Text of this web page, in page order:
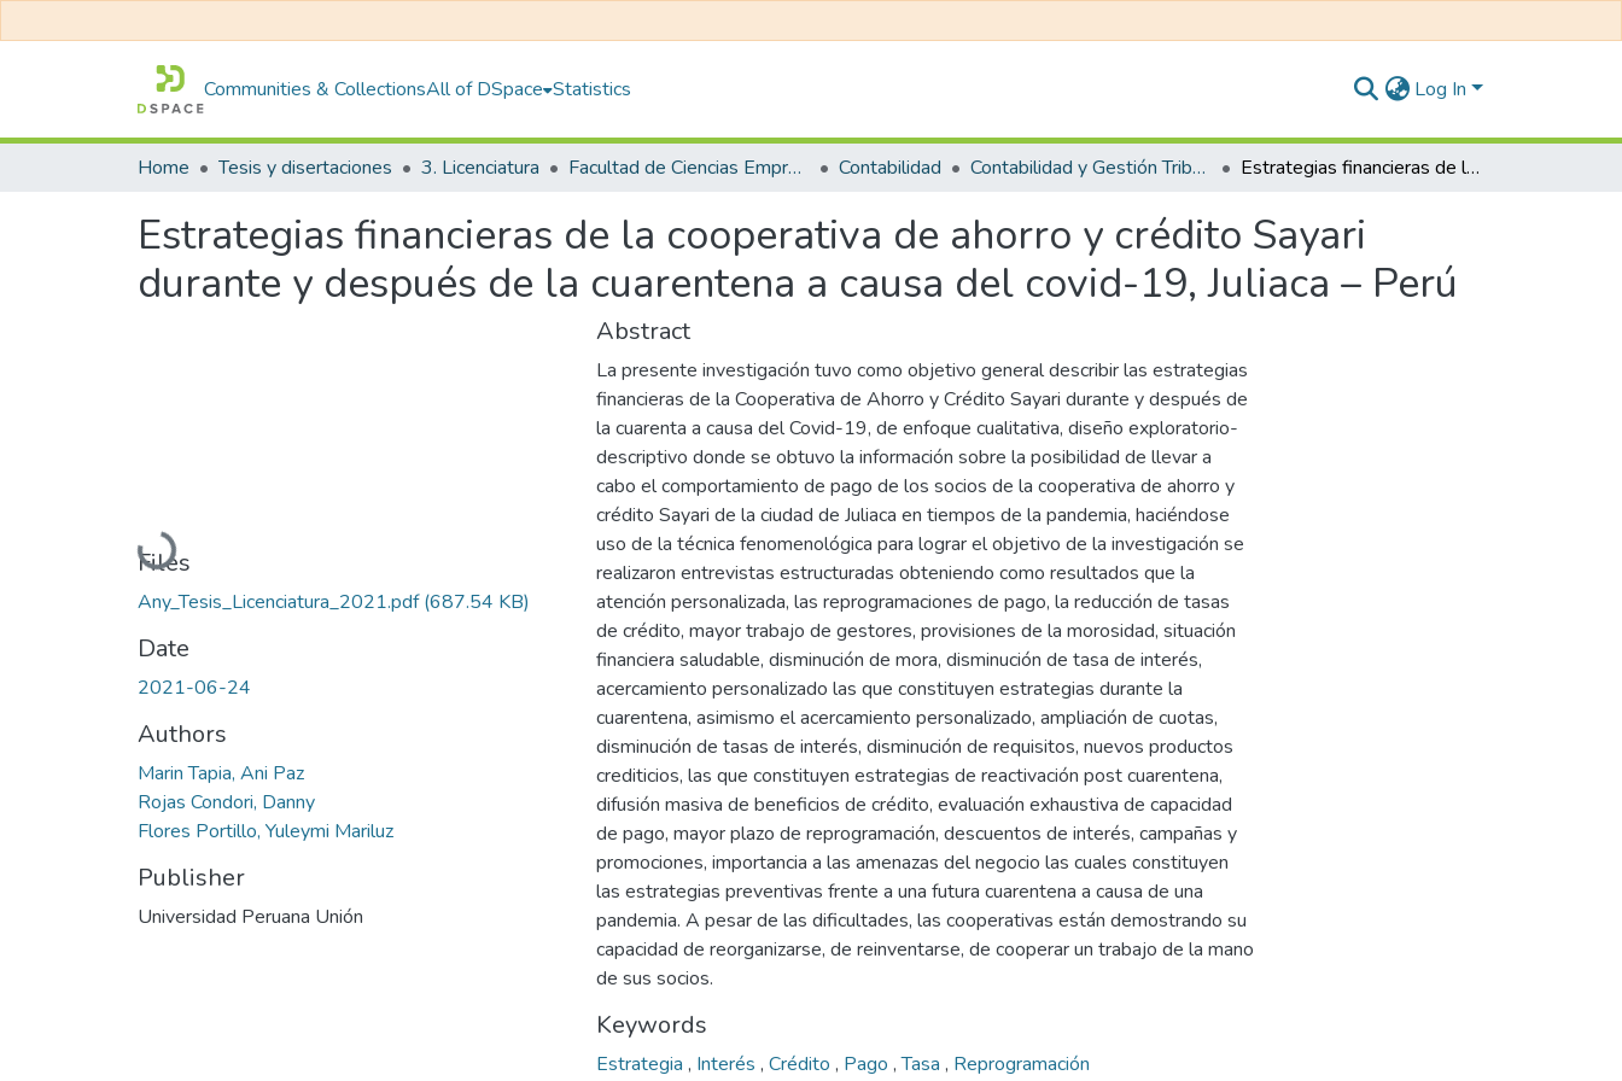
Communities & CollectionsAll of DSpace Statistics Log In
Home Tesis y disertaciones 3. Licenciatura Facultad de Ciencias Empresariales Contabilidad Contabilidad y Gestión Tributaria Estrategias financieras de la cooperativa de ahorro y crédito Sayari durante y después de la cuarentena a causa del covid-19, Juliaca – Perú
Estrategias financieras de la cooperativa de ahorro y crédito Sayari
durante y después de la cuarentena a causa del covid-19, Juliaca – Perú
Loading...
Files
Any_Tesis_Licenciatura_2021.pdf(687.54 KB)
Date
2021-06-24
Authors
Marin Tapia, Ani Paz
Rojas Condori, Danny
Flores Portillo, Yuleymi Mariluz
Publisher
Universidad Peruana Unión
Abstract
La presente investigación tuvo como objetivo general describir las estrategias
financieras de la Cooperativa de Ahorro y Crédito Sayari durante y después de
la cuarenta a causa del Covid-19, de enfoque cualitativa, diseño exploratorio-
descriptivo donde se obtuvo la información sobre la posibilidad de llevar a
cabo el comportamiento de pago de los socios de la cooperativa de ahorro y
crédito Sayari de la ciudad de Juliaca en tiempos de la pandemia, haciéndose
uso de la técnica fenomenológica para lograr el objetivo de la investigación se
realizaron entrevistas estructuradas obteniendo como resultados que la
atención personalizada, las reprogramaciones de pago, la reducción de tasas
de crédito, mayor trabajo de gestores, provisiones de la morosidad, situación
financiera saludable, disminución de mora, disminución de tasa de interés,
acercamiento personalizado las que constituyen estrategias durante la
cuarentena, asimismo el acercamiento personalizado, ampliación de cuotas,
disminución de tasas de interés, disminución de requisitos, nuevos productos
crediticios, las que constituyen estrategias de reactivación post cuarentena,
difusión masiva de beneficios de crédito, evaluación exhaustiva de capacidad
de pago, mayor plazo de reprogramación, descuentos de interés, campañas y
promociones, importancia a las amenazas del negocio las cuales constituyen
las estrategias preventivas frente a una futura cuarentena a causa de una
pandemia. A pesar de las dificultades, las cooperativas están demostrando su
capacidad de reorganizarse, de reinventarse, de cooperar un trabajo de la mano
de sus socios.
Keywords
Estrategia , Interés , Crédito , Pago ,Tasa , Reprogramación